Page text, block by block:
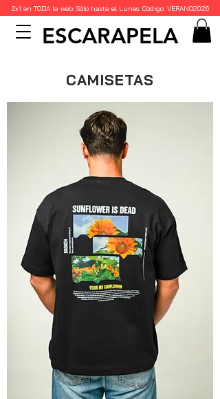
2x1 en TODA la web. Sólo hasta el Lunes. Código: VERANO2026
ESCARAPELA
CAMISETAS